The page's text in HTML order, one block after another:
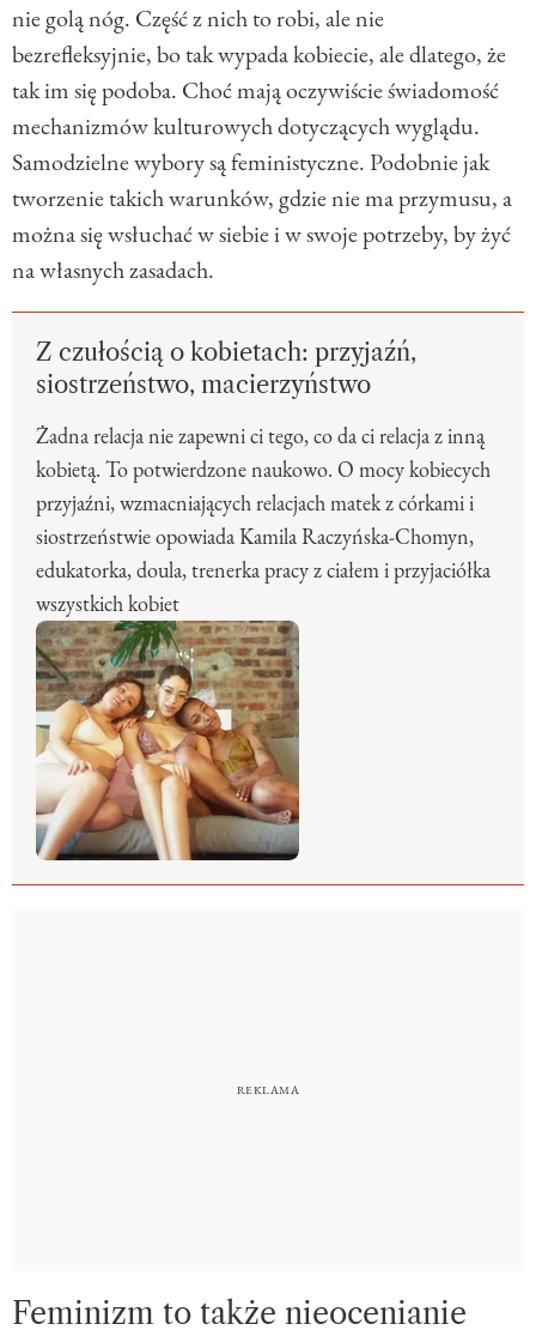
nie golą nóg. Część z nich to robi, ale nie
bezrefleksyjnie, bo tak wypada kobiecie, ale dlatego, że
tak im się podoba. Choć mają oczywiście świadomość
mechanizmów kulturowych dotyczących wyglądu.
Samodzielne wybory są feministyczne. Podobnie jak
tworzenie takich warunków, gdzie nie ma przymusu, a
można się wsłuchać w siebie i w swoje potrzeby, by żyć
na własnych zasadach.
Z czułością o kobietach: przyjaźń,
siostrzeństwo, macierzyństwo
Żadna relacja nie zapewni ci tego, co da ci relacja z inną
kobietą. To potwierdzone naukowo. O mocy kobiecych
przyjaźni, wzmacniających relacjach matek z córkami i
siostrzeństwie opowiada Kamila Raczyńska-Chomyn,
edukatorka, doula, trenerka pracy z ciałem i przyjaciółka
wszystkich kobiet
Feminizm to także nieocenianie